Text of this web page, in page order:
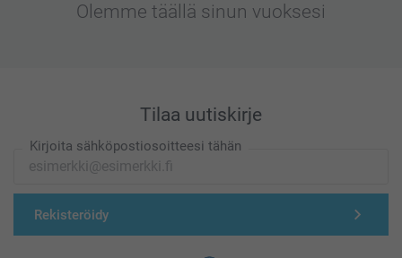
Olemme täällä sinun vuoksesi
Tilaa uutiskirje
Kirjoita sähköpostiosoitteesi tähän
Rekisteröidy